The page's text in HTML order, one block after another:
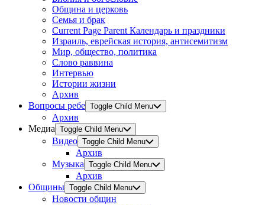
Община и церковь
Семья и брак
Current Page Parent Календарь и праздники
Израиль, еврейская история, антисемитизм
Мир, общество, политика
Слово раввина
Интервью
Истории жизни
Архив
Вопросы ребе Toggle Child Menu
Архив
Медиа Toggle Child Menu
Видео Toggle Child Menu
Архив
Музыка Toggle Child Menu
Архив
Общины Toggle Child Menu
Новости общин